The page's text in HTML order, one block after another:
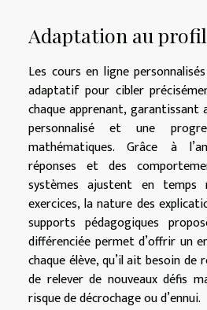
Adaptation au profil
Les cours en ligne
adaptatif pour cibler
chaque apprenant, garantissant
personnalisé et une
mathématiques. Grâce à
réponses et des
systèmes ajustent en
exercices, la nature des
supports pédagogiques
différenciée permet d’offrir un
chaque élève, qu’il ait besoin de
de relever de nouveaux défis
risque de décrochage ou d’ennui.